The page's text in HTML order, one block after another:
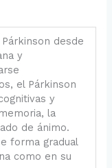
desde
y
el Párkinson
y
la
de ánimo.
forma gradual
como en su